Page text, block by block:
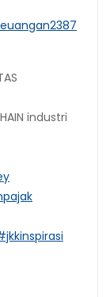
industri